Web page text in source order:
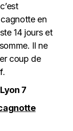
en
14 jours et
Il ne
coup de
7